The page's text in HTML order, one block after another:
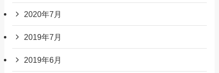
2020年7月
2019年7月
2019年6月